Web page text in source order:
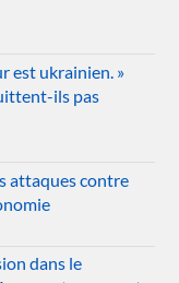
est ukrainien. »
ils pas
attaques contre
dans le